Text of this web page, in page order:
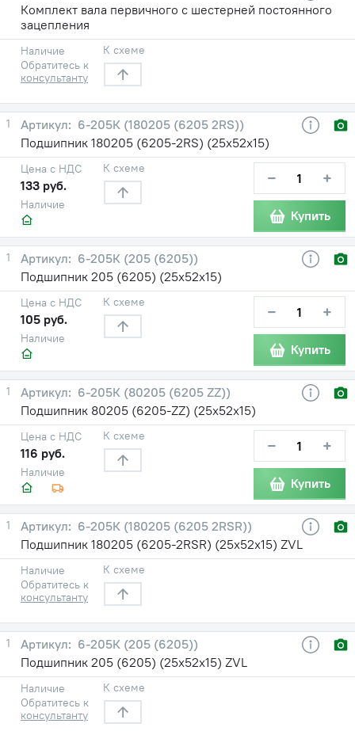
Комплект вала первичного с шестерней постоянного
зацепления
Наличие
Обратитесь к
консультанту
К схеме
1
6-205К (180205 (6205 2RS))
Подшипник 180205 (6205-2RS) (25х52х15)
Наличие
Цена с НДС
133 руб.
К схеме − +
Купить
1
6-205К (205 (6205))
Подшипник 205 (6205) (25х52х15)
Наличие
Цена с НДС
105 руб.
К схеме − +
Купить
1
6-205К (80205 (6205 ZZ))
Подшипник 80205 (6205-ZZ) (25х52х15)
Наличие
Цена с НДС
116 руб.
К схеме − +
Купить
1
6-205К (180205 (6205 2RSR))
Подшипник 180205 (6205-2RSR) (25х52х15) ZVL
Наличие
Обратитесь к
консультанту
К схеме
1
6-205К (205 (6205))
Подшипник 205 (6205) (25х52х15) ZVL
Наличие
Обратитесь к
консультанту
К схеме